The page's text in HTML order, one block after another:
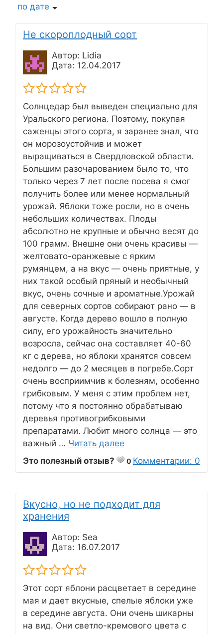
по дате
Не скороплодный сорт
Автор: Lidia
Дата: 12.04.2017
Солнцедар был выведен специально для
Уральского региона. Поэтому, покупая
саженцы этого сорта, я заранее знал, что
он морозоустойчив и может
выращиваться в Свердловской области.
Большим разочарованием было то, что
только через 7 лет после посева я смог
получить более или менее нормальный
урожай. Яблоки тоже росли, но в очень
небольших количествах. Плоды
абсолютно не крупные и обычно весят до
100 грамм. Внешне они очень красивы —
желтовато-оранжевые с ярким
румянцем, а на вкус — очень приятные, у
них такой особый пряный и необычный
вкус, очень сочные и ароматные.Урожай
для северных сортов собирают рано — в
августе. Когда дерево вошло в полную
силу, его урожайность значительно
возросла, сейчас она составляет 40-60
кг с дерева, но яблоки хранятся совсем
недолго — до 2 месяцев в погребе.Сорт
очень восприимчив к болезням, особенно
грибковым. У меня с этим проблем нет,
потому что я постоянно обрабатываю
деревья противогрибковыми
препаратами. Любит много солнца — это
важный … Читать далее
Это полезный отзыв?
0 Комментарии: 0
Вкусно, но не подходит для
хранения
Автор: Sea
Дата: 16.07.2017
Этот сорт яблони расцветает в середине
мая и дает вкусные, спелые яблоки уже
в середине августа. Они очень шикарны
на вид. Они светло-кремового цвета с